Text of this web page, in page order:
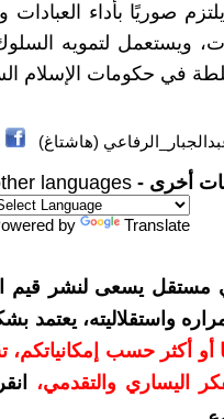
صوريًا بأداء
ويستعمل لتمويه
في حكومات الإسلام
(هاشتاغ)
أخرى - languages
by Translate
يسعى لنشر قيم
واستقلاليته،
سنويًا أو أكثر حسب
اليساري والتقدمي،